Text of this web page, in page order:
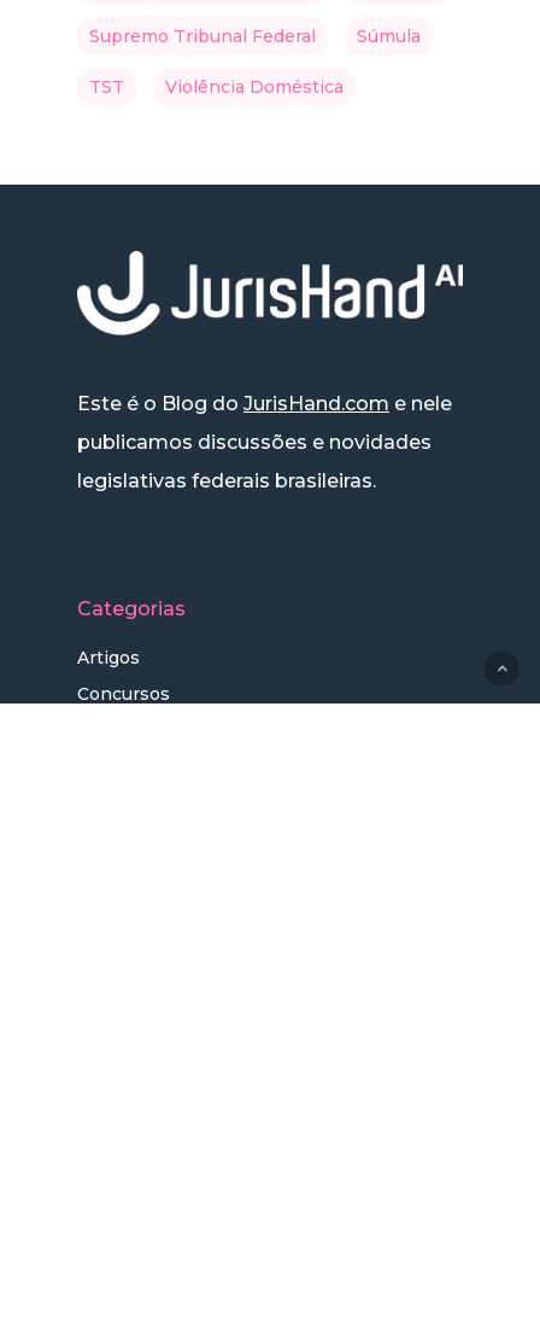
Supremo Tribunal Federal Súmula
TST Violência Doméstica
Este é o Blog do JurisHand.com e nele
publicamos discussões e novidades
legislativas federais brasileiras.
Categorias
Artigos
Concursos